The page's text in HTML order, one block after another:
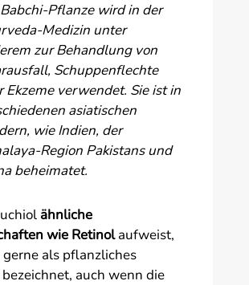
Pflanze wird in der
Medizin unter
zur Behandlung von
Schuppenflechte
Ekzeme verwendet. Sie ist in
asiatischen
wie Indien, der
Region Pakistans und
beheimatet.
ähnliche
wie Retinolaufweist,
als pflanzliches
auch wenn die